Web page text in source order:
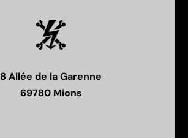
8 Allée de la Garenne
69780 Mions